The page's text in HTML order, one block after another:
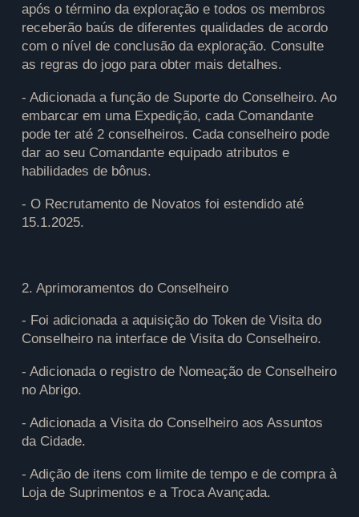
após o término da exploração e todos os membros
receberão baús de diferentes qualidades de acordo
com o nível de conclusão da exploração. Consulte
as regras do jogo para obter mais detalhes.
- Adicionada a função de Suporte do Conselheiro. Ao
embarcar em uma Expedição, cada Comandante
pode ter até 2 conselheiros. Cada conselheiro pode
dar ao seu Comandante equipado atributos e
habilidades de bônus.
- O Recrutamento de Novatos foi estendido até
15.1.2025.
2. Aprimoramentos do Conselheiro
- Foi adicionada a aquisição do Token de Visita do
Conselheiro na interface de Visita do Conselheiro.
- Adicionada o registro de Nomeação de Conselheiro
no Abrigo.
- Adicionada a Visita do Conselheiro aos Assuntos
da Cidade.
- Adição de itens com limite de tempo e de compra à
Loja de Suprimentos e a Troca Avançada.